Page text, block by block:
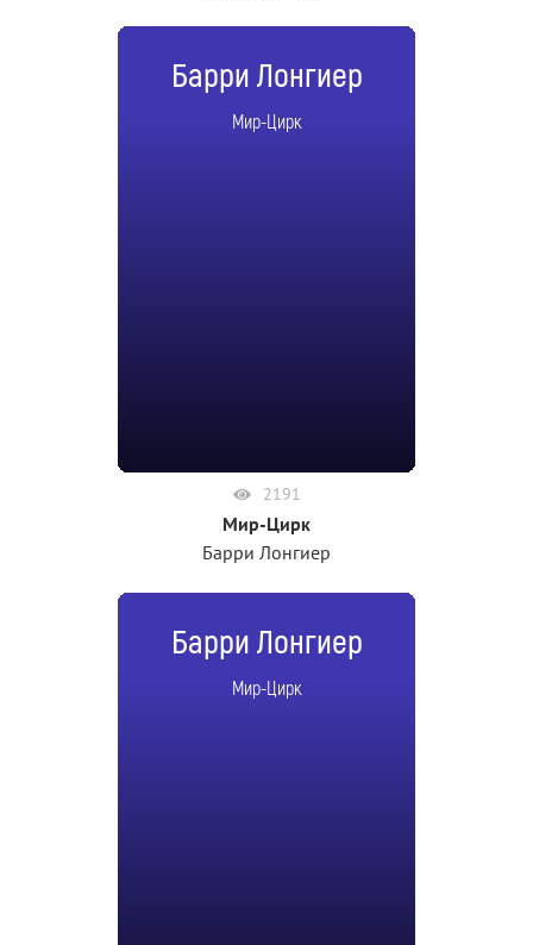
Барри Лонгиер
Мир-Цирк
2191
Мир-Цирк
Барри Лонгиер
Барри Лонгиер
Мир-Цирк